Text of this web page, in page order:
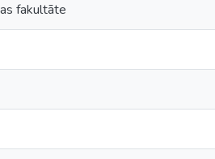
fakultāte